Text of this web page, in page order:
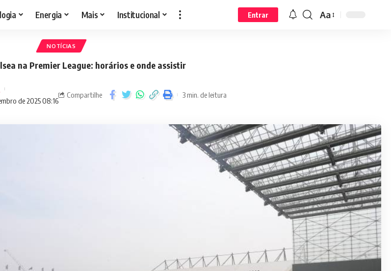
Energia Mais Institucional Entrar Aa
NOTÍCIAS
na Premier League: horários e onde assistir
de 2025 08:16
Compartilhe 3 min. de leitura